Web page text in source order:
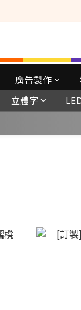
選購現貨產
廣告製作
立體字